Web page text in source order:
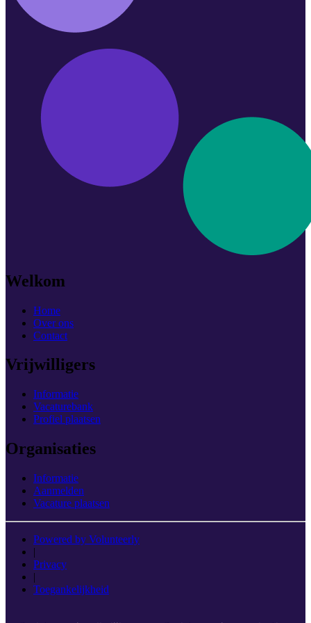
Welkom
Home
Over ons
Contact
Vrijwilligers
Informatie
Vacaturebank
Profiel plaatsen
Organisaties
Informatie
Aanmelden
Vacature plaatsen
Powered by Volunteerly
|
Privacy
|
Toegankelijkheid